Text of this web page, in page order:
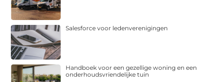
Salesforce voor ledenverenigingen
Handboek voor een gezellige woning en een
onderhoudsvriendelijke tuin